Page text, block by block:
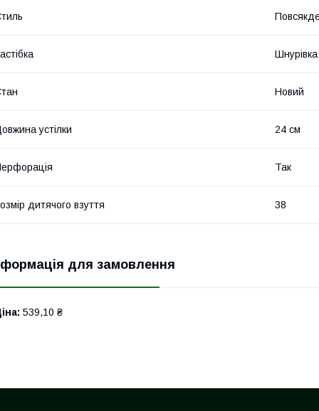
Шнурівка
Новий
устілки 24 см
Так
дитячого взуття 38
для замовлення
539,10 ₴